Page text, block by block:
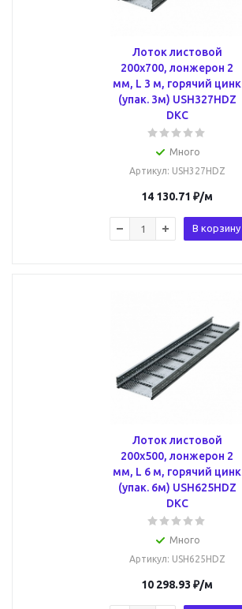
Лоток листовой
200x700, лонжерон 2
мм, L 3 м, горячий цинк
(упак. 3м) USH327HDZ
DKC
Много
Артикул: USH327HDZ
14 130.71 ₽/м
В корзину
Лоток листовой
200x500, лонжерон 2
мм, L 6 м, горячий цинк
(упак. 6м) USH625HDZ
DKC
Много
Артикул: USH625HDZ
10 298.93 ₽/м